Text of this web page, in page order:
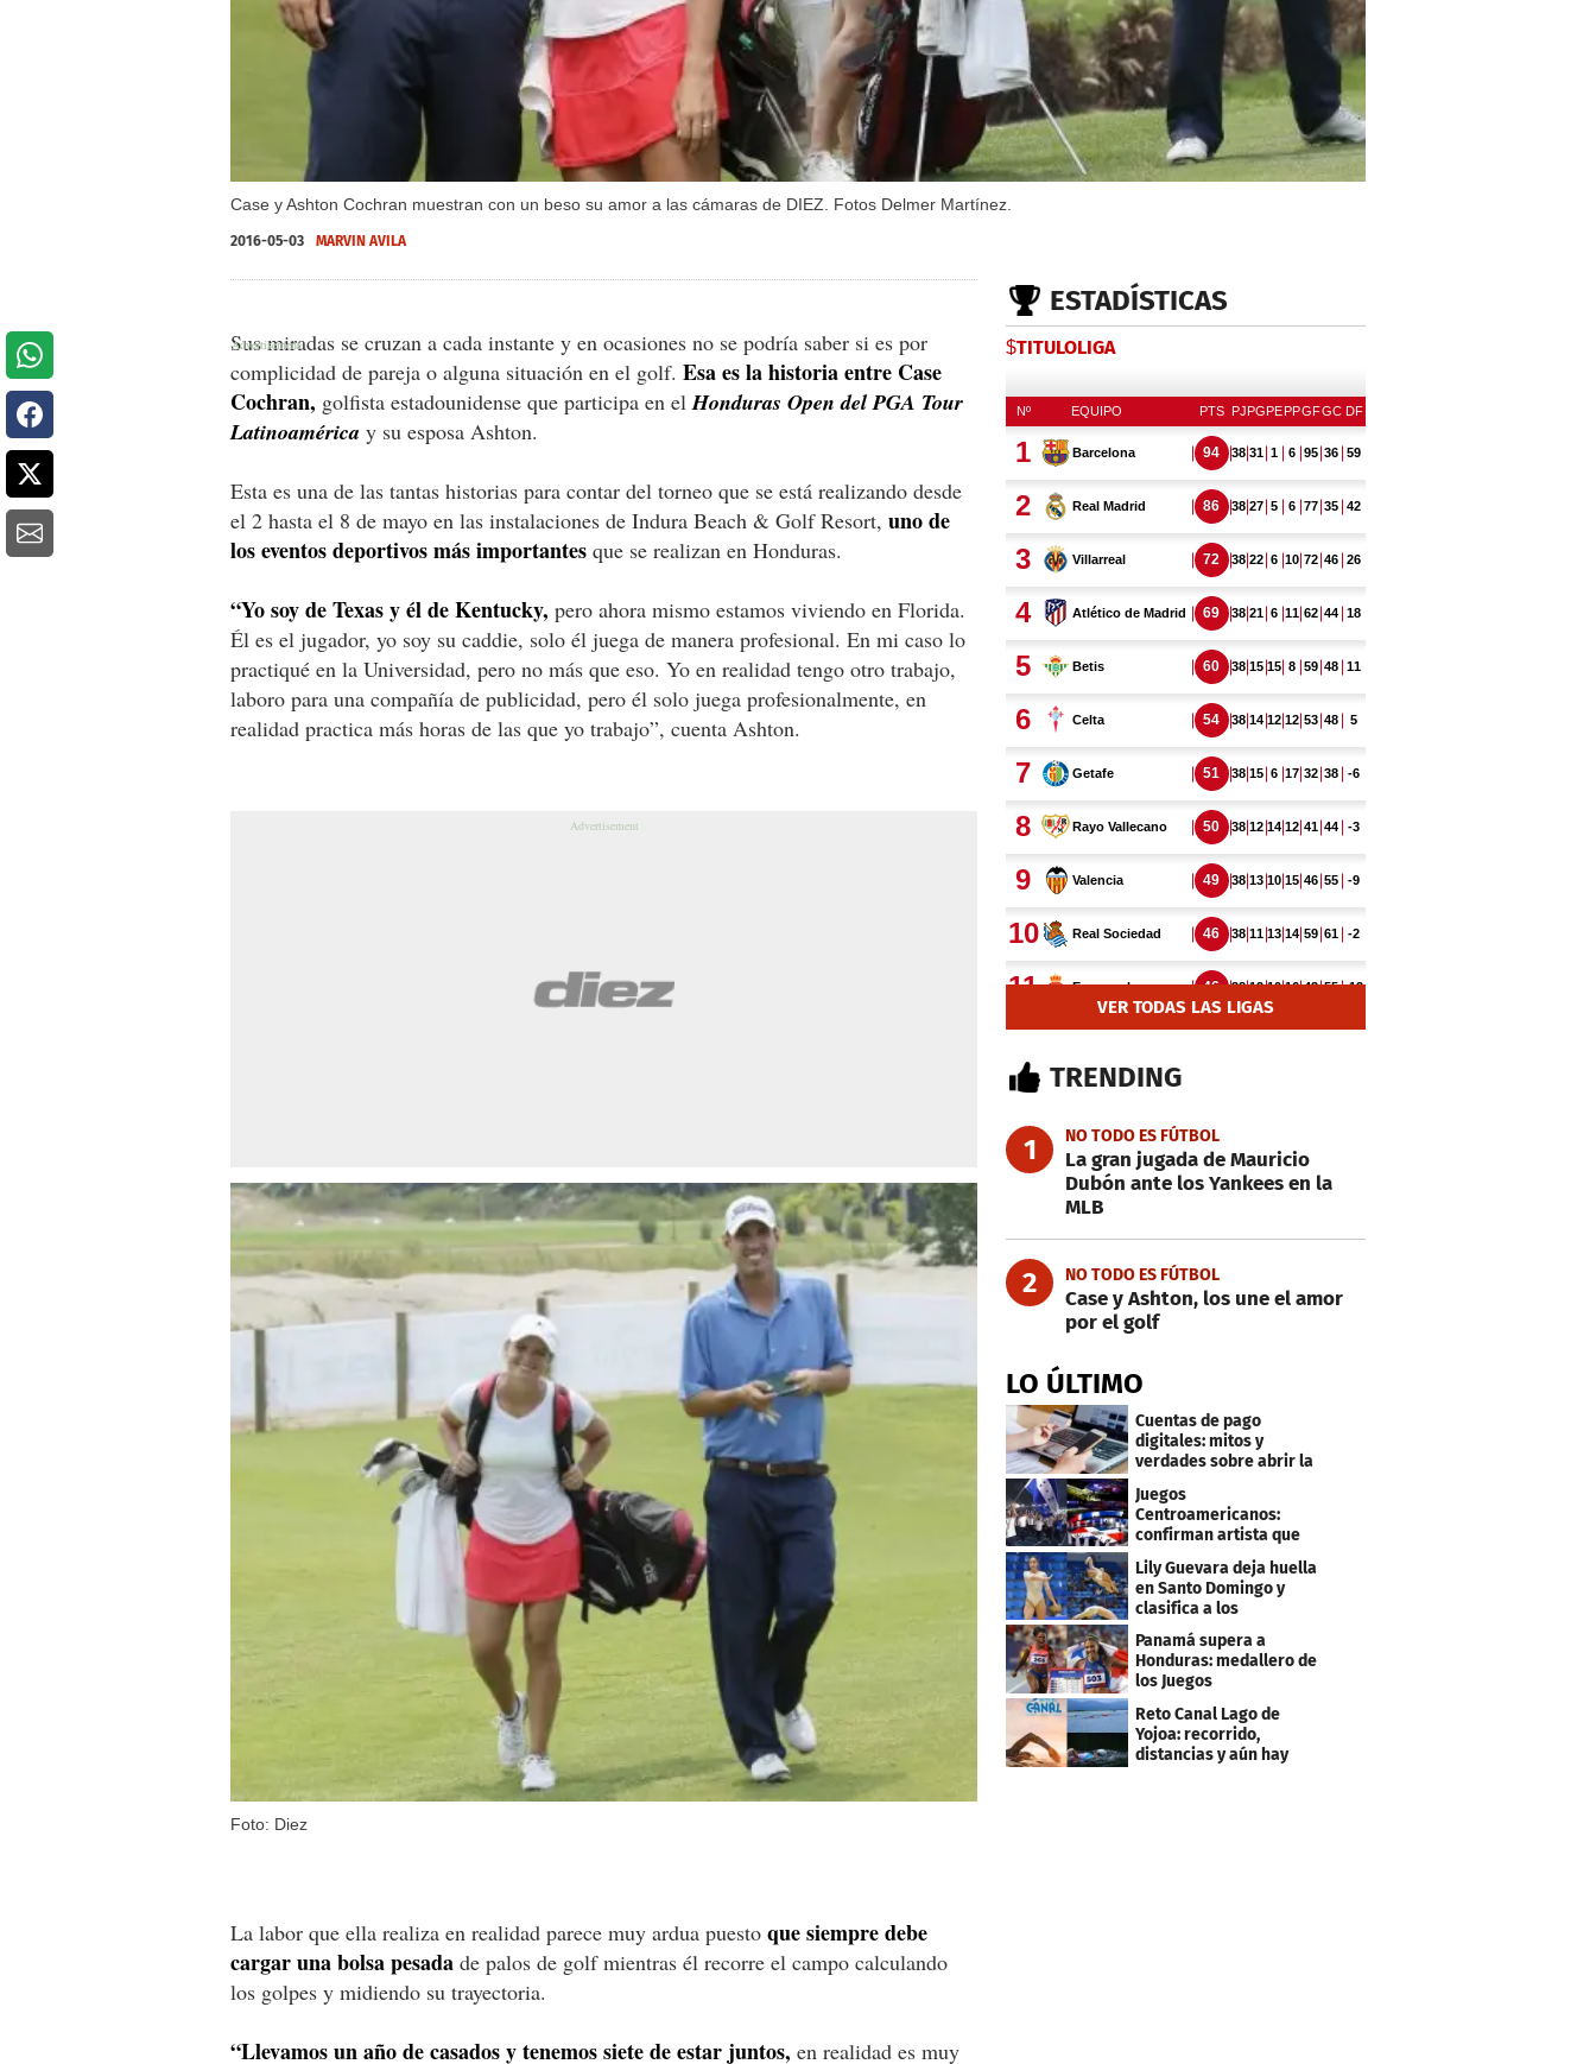
Case y Ashton Cochran muestran con un beso su amor a las cámaras de DIEZ. Fotos Delmer Martínez.
2016-05-03 MARVIN AVILA
Sus miradas se cruzan a cada instante y en ocasiones no se podría saber si es por
complicidad de pareja o alguna situación en el golf. Esa es la historia entre Case
Cochran, golfista estadounidense que participa en elHonduras Open del PGA Tour
Latinoamérica y su esposa Ashton.
Esta es una de las tantas historias para contar del torneo que se está realizando desde
el 2 hasta el 8 de mayo en las instalaciones de Indura Beach & Golf Resort, uno de
los eventos deportivos más importantes que se realizan en Honduras.
“Yo soy de Texas y él de Kentucky, pero ahora mismo estamos viviendo en Florida.
Él es el jugador, yo soy su caddie, solo él juega de manera profesional. En mi caso lo
practiqué en la Universidad, pero no más que eso. Yo en realidad tengo otro trabajo,
laboro para una compañía de publicidad, pero él solo juega profesionalmente, en
realidad practica más horas de las que yo trabajo”, cuenta Ashton.
Foto: Diez
La labor que ella realiza en realidad parece muy ardua puesto que siempre debe
cargar una bolsa pesada de palos de golf mientras él recorre el campo calculando
los golpes y midiendo su trayectoria.
“Llevamos un año de casados y tenemos siete de estar juntos, en realidad es muy
ESTADÍSTICAS
$TITULOLIGA
VER TODAS LAS LIGAS
TRENDING
1 NO TODO ES FÚTBOL
La gran jugada de Mauricio
Dubón ante los Yankees en la
MLB
2 NO TODO ES FÚTBOL
Case y Ashton, los une el amor
por el golf
LO ÚLTIMO
Cuentas de pago
digitales: mitos y
verdades sobre abrir la
Juegos
Centroamericanos:
confirman artista que
cantará en la ceremonia
de clausura
Lily Guevara deja huella
en Santo Domingo y
clasifica a los
Panamericanos de Lima
2027
Panamá supera a
Honduras: medallero de
los Juegos
Centroamericanos
Reto Canal Lago de
Yojoa: recorrido,
distancias y aún hay